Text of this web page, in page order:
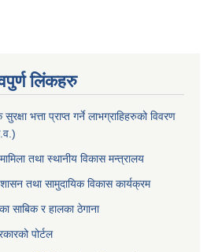
लिंकहरु
भत्ता प्राप्त गर्ने लाभग्राहिहरुको विवरण
तथा स्थानीय विकास मन्त्रालय
तथा सामुदायिक विकास कार्यक्रम
साबिक र हालका ठेगाना
पोर्टल